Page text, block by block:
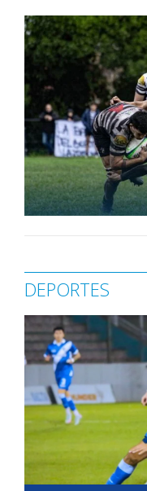
DEPORTES